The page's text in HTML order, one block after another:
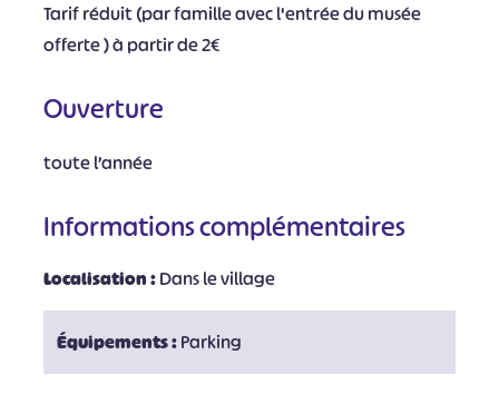
Tarif réduit (par famille avec l'entrée du musée
offerte ) à partir de 2€
Ouverture
toute l’année
Informations complémentaires
Localisation :Dans le village
Équipements :Parking